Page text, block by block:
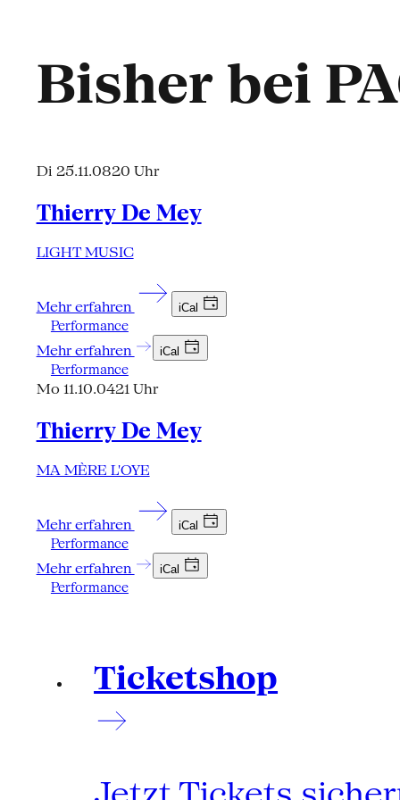
Bisher bei
Di 25.11.0820 Uhr
Thierry De Mey
LIGHT MUSIC
Mehr erfahren iCal
Performance
Mehr erfahren iCal
Performance
Mo 11.10.0421 Uhr
Thierry De Mey
MA MÈRE L'OYE
Mehr erfahren iCal
Performance
Mehr erfahren iCal
Performance
Ticketshop